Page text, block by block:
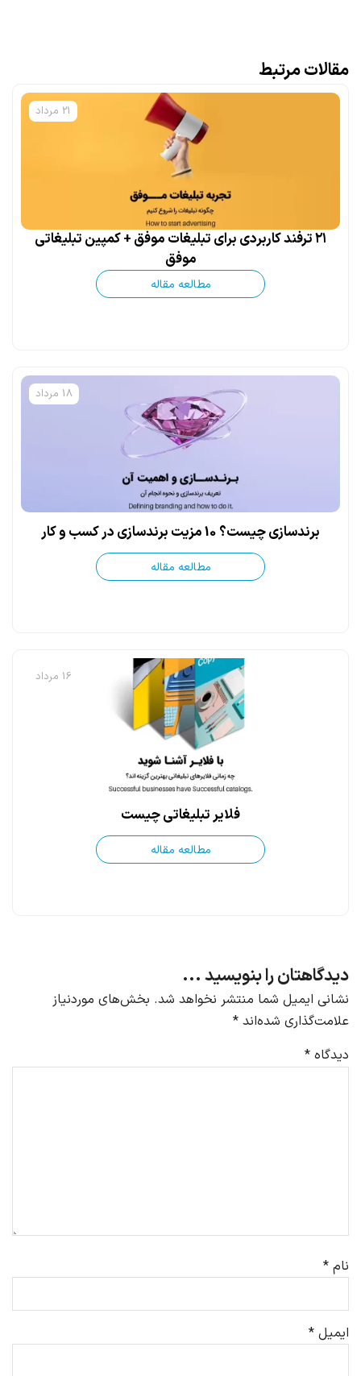
مقالات مرتبط
21 مرداد
۲۱ ترفند کاربردی برای تبلیغات موفق + کمپین تبلیغاتی
موفق
مطالعه مقاله
18 مرداد
برندسازی چیست؟ 10 مزیت برندسازی در کسب و کار
مطالعه مقاله
16 مرداد
فلایر تبلیغاتی چیست
مطالعه مقاله
دیدگاهتان را بنویسید ...
نشانی ایمیل شما منتشر نخواهد شد. بخش‌های موردنیاز
علامت‌گذاری شده‌اند *
دیدگاه *
نام *
ایمیل *